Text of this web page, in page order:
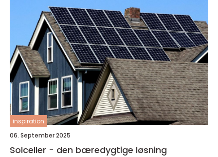
inspiration
06. September 2025
Solceller - den bæredygtige løsning